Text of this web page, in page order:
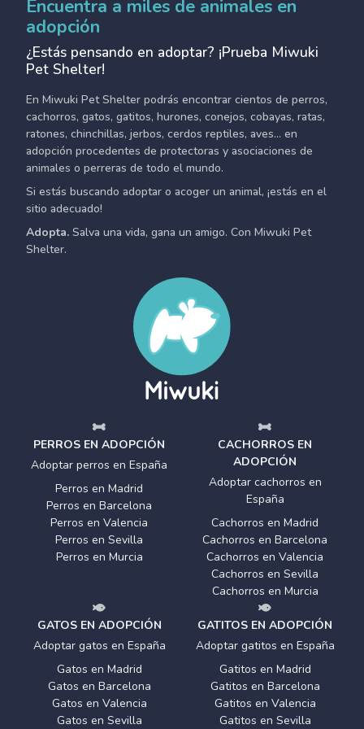
Encuentra a miles de animales en
adopción
¿Estás pensando en adoptar? ¡Prueba Miwuki
Pet Shelter!
En Miwuki Pet Shelter podrás encontrar cientos de perros,
cachorros, gatos, gatitos, hurones, conejos, cobayas, ratas,
ratones, chinchillas, jerbos, cerdos reptiles, aves... en
adopción procedentes de protectoras y asociaciones de
animales o perreras de todo el mundo.
Si estás buscando adoptar o acoger un animal, ¡estás en el
sitio adecuado!
Adopta. Salva una vida, gana un amigo. Con Miwuki Pet
Shelter.
PERROS EN ADOPCIÓN
Adoptar perros en España
Perros en Madrid
Perros en Barcelona
Perros en Valencia
Perros en Sevilla
Perros en Murcia
CACHORROS EN
ADOPCIÓN
Adoptar cachorros en
España
Cachorros en Madrid
Cachorros en Barcelona
Cachorros en Valencia
Cachorros en Sevilla
Cachorros en Murcia
GATOS EN ADOPCIÓN
Adoptar gatos en España
Gatos en Madrid
Gatos en Barcelona
Gatos en Valencia
Gatos en Sevilla
GATITOS EN ADOPCIÓN
Adoptar gatitos en España
Gatitos en Madrid
Gatitos en Barcelona
Gatitos en Valencia
Gatitos en Sevilla